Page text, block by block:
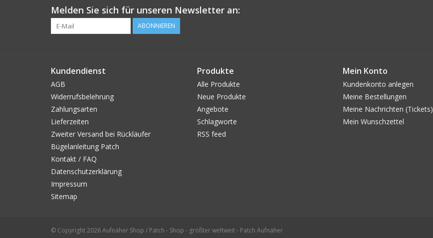
Melden Sie sich für unseren Newsletter an:
ABONNIEREN
Kundendienst
AGB
Widerrufsbelehrung
Zahlungsarten
Lieferzeiten
Zweiter Versand bei Rückläufer
Bügelanleitung Patch
Kontakt / FAQ
Datenschutzerklärung
Impressum
Sitemap
Produkte
Alle Produkte
Neue Produkte
Angebote
Schlagworte
RSS feed
Mein Konto
Kundenkonto anlegen
Meine Bestellungen
Meine Nachrichten (Tickets)
Mein Wunschzettel
© Copyright 2026 Aufnäher Shop / Patch - Shop - größter weltweit - Patch Aufnäher